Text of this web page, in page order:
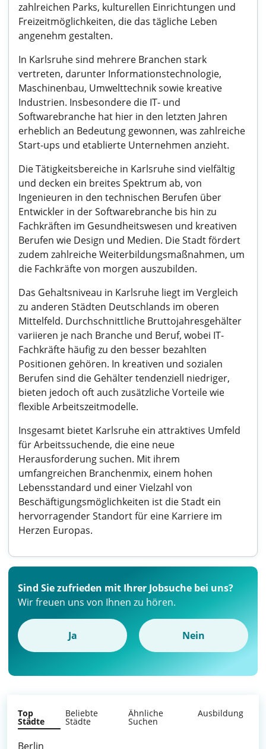
zahlreichen Parks, kulturellen Einrichtungen und
Freizeitmöglichkeiten, die das tägliche Leben
angenehm gestalten.
In Karlsruhe sind mehrere Branchen stark
vertreten, darunter Informationstechnologie,
Maschinenbau, Umwelttechnik sowie kreative
Industrien. Insbesondere die IT- und
Softwarebranche hat hier in den letzten Jahren
erheblich an Bedeutung gewonnen, was zahlreiche
Start-ups und etablierte Unternehmen anzieht.
Die Tätigkeitsbereiche in Karlsruhe sind vielfältig
und decken ein breites Spektrum ab, von
Ingenieuren in den technischen Berufen über
Entwickler in der Softwarebranche bis hin zu
Fachkräften im Gesundheitswesen und kreativen
Berufen wie Design und Medien. Die Stadt fördert
zudem zahlreiche Weiterbildungsmaßnahmen, um
die Fachkräfte von morgen auszubilden.
Das Gehaltsniveau in Karlsruhe liegt im Vergleich
zu anderen Städten Deutschlands im oberen
Mittelfeld. Durchschnittliche Bruttojahresgehälter
variieren je nach Branche und Beruf, wobei IT-
Fachkräfte häufig zu den besser bezahlten
Positionen gehören. In kreativen und sozialen
Berufen sind die Gehälter tendenziell niedriger,
bieten jedoch oft auch zusätzliche Vorteile wie
flexible Arbeitszeitmodelle.
Insgesamt bietet Karlsruhe ein attraktives Umfeld
für Arbeitssuchende, die eine neue
Herausforderung suchen. Mit ihrem
umfangreichen Branchenmix, einem hohen
Lebensstandard und einer Vielzahl von
Beschäftigungsmöglichkeiten ist die Stadt ein
hervorragender Standort für eine Karriere im
Herzen Europas.
Sind Sie zufrieden mit Ihrer Jobsuche bei uns?
Wir freuen uns von Ihnen zu hören.
Ja Nein
Top
Städte
Beliebte
Städte
Ähnliche
Suchen
Ausbildung
Berlin